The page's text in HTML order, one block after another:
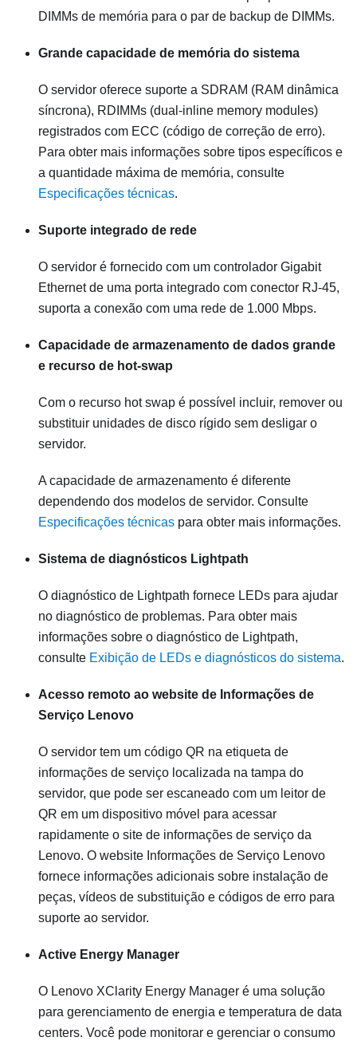
DIMMs de memória para o par de backup de DIMMs.
Grande capacidade de memória do sistema
O servidor oferece suporte a SDRAM (RAM dinâmica
síncrona), RDIMMs (dual-inline memory modules)
registrados com ECC (código de correção de erro).
Para obter mais informações sobre tipos específicos e
a quantidade máxima de memória, consulte
Especificações técnicas.
Suporte integrado de rede
O servidor é fornecido com um controlador Gigabit
Ethernet de uma porta integrado com conector RJ-45,
suporta a conexão com uma rede de 1.000 Mbps.
Capacidade de armazenamento de dados grande
e recurso de hot-swap
Com o recurso hot swap é possível incluir, remover ou
substituir unidades de disco rígido sem desligar o
servidor.
A capacidade de armazenamento é diferente
dependendo dos modelos de servidor. Consulte
Especificações técnicas para obter mais informações.
Sistema de diagnósticos Lightpath
O diagnóstico de Lightpath fornece LEDs para ajudar
no diagnóstico de problemas. Para obter mais
informações sobre o diagnóstico de Lightpath,
consulte Exibição de LEDs e diagnósticos do sistema.
Acesso remoto ao website de Informações de
Serviço Lenovo
O servidor tem um código QR na etiqueta de
informações de serviço localizada na tampa do
servidor, que pode ser escaneado com um leitor de
QR em um dispositivo móvel para acessar
rapidamente o site de informações de serviço da
Lenovo. O website Informações de Serviço Lenovo
fornece informações adicionais sobre instalação de
peças, vídeos de substituição e códigos de erro para
suporte ao servidor.
Active Energy Manager
O Lenovo XClarity Energy Manager é uma solução
para gerenciamento de energia e temperatura de data
centers. Você pode monitorar e gerenciar o consumo